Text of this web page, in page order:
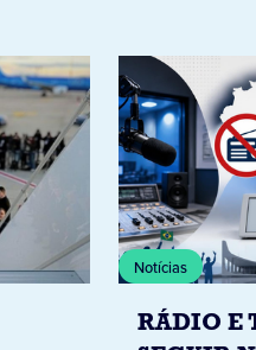
Notícias
RÁDIO E